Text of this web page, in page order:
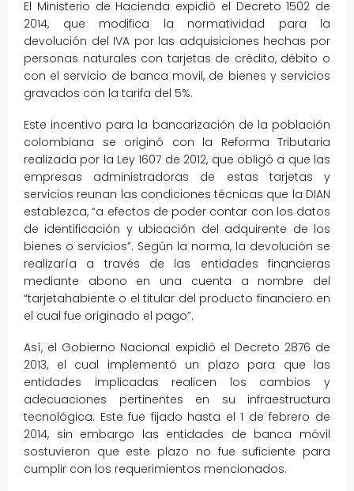
El Ministerio de Hacienda expidió el Decreto 1502 de
2014, que modifica la normatividad para la
devolución del IVA por las adquisiciones hechas por
personas naturales con tarjetas de crédito, débito o
con el servicio de banca movil, de bienes y servicios
gravados con la tarifa del 5%.
Este incentivo para la bancarización de la población
colombiana se originó con la Reforma Tributaria
realizada por la Ley 1607 de 2012, que obligó a que las
empresas administradoras de estas tarjetas y
servicios reunan las condiciones técnicas que la DIAN
establezca, “a efectos de poder contar con los datos
de identificación y ubicación del adquirente de los
bienes o servicios”. Según la norma, la devolución se
realizaría a través de las entidades financieras
mediante abono en una cuenta a nombre del
“tarjetahabiente o el titular del producto financiero en
el cual fue originado el pago”.
Así, el Gobierno Nacional expidió el Decreto 2876 de
2013, el cual implementó un plazo para que las
entidades implicadas realicen los cambios y
adecuaciones pertinentes en su infraestructura
tecnológica. Este fue fijado hasta el 1 de febrero de
2014, sin embargo las entidades de banca móvil
sostuvieron que este plazo no fue suficiente para
cumplir con los requerimientos mencionados.